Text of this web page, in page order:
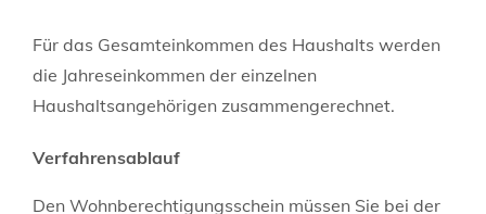
Für das Gesamteinkommen des Haushalts werden
die Jahreseinkommen der einzelnen
Haushaltsangehörigen zusammengerechnet.
Verfahrensablauf
Den Wohnberechtigungsschein müssen Sie bei der